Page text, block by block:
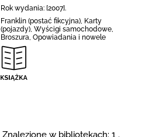
Rok wydania: [2007].
Franklin (postać fikcyjna), Karty
(pojazdy), Wyścigi samochodowe,
Broszura, Opowiadania i nowele
Znalezione w bibliotekach: 1 .